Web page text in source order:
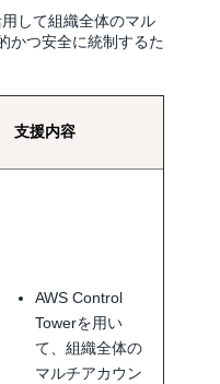
して組織全体のマル
かつ安全に統制するた
支援内容
AWS Control
Towerを用い
て、組織全体の
マルチアカウン